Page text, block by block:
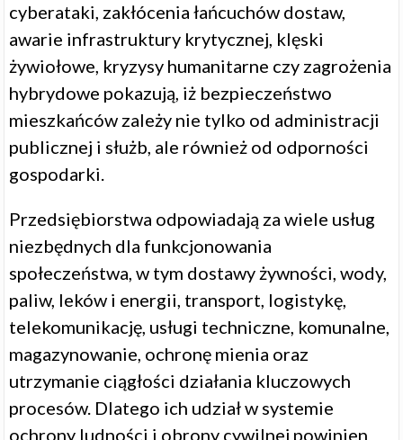
cyberataki, zakłócenia łańcuchów dostaw,
awarie infrastruktury krytycznej, klęski
żywiołowe, kryzysy humanitarne czy zagrożenia
hybrydowe pokazują, iż bezpieczeństwo
mieszkańców zależy nie tylko od administracji
publicznej i służb, ale również od odporności
gospodarki.
Przedsiębiorstwa odpowiadają za wiele usług
niezbędnych dla funkcjonowania
społeczeństwa, w tym dostawy żywności, wody,
paliw, leków i energii, transport, logistykę,
telekomunikację, usługi techniczne, komunalne,
magazynowanie, ochronę mienia oraz
utrzymanie ciągłości działania kluczowych
procesów. Dlatego ich udział w systemie
ochrony ludności i obrony cywilnej powinien